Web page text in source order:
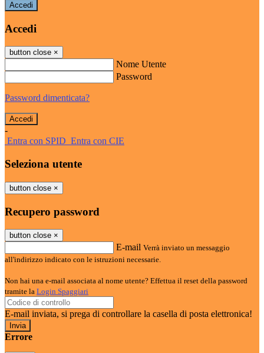
Accedi
Accedi
button close ×
Nome Utente
Password
Password dimenticata?
-
Entra con SPID Entra con CIE
Seleziona utente
button close ×
Recupero password
button close ×
E-mail Verrà inviato un messaggio
all'indirizzo indicato con le istruzioni necessarie.
Non hai una e-mail associata al nome utente? Effettua il reset della password
tramite la Login Spaggiari
E-mail inviata, si prega di controllare la casella di posta elettronica!
Errore